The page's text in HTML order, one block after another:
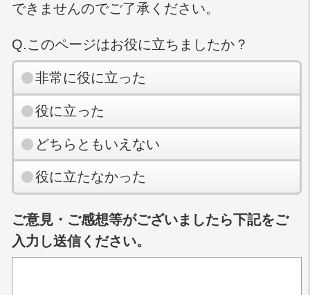
できませんのでご了承ください。
Q.このページはお役に立ちましたか？
非常に役に立った
役に立った
どちらともいえない
役に立たなかった
ご意見・ご感想等がございましたら下記をご
入力し送信ください。